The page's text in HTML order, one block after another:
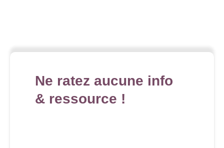
Ne ratez aucune info
& ressource !